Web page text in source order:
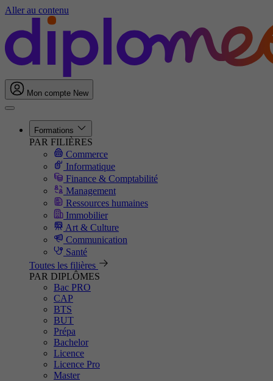
Aller au contenu
Mon compte New
Formations
PAR FILIÈRES
Commerce
Informatique
Finance & Comptabilité
Management
Ressources humaines
Immobilier
Art & Culture
Communication
Santé
Toutes les filières
PAR DIPLÔMES
Bac PRO
CAP
BTS
BUT
Prépa
Bachelor
Licence
Licence Pro
Master